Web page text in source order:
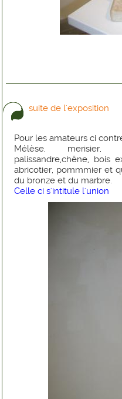
suite de l'exposition
Pour les amateurs ci
Mélèse, merisier,
palissandre,chêne, bois
abricotier, pommmier et
du bronze et du marbre.
Celle ci s'intitule l'union